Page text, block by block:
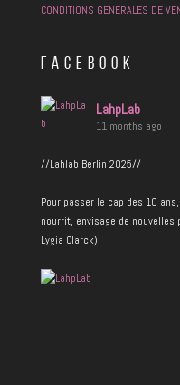
CONDITIONS GENERALES DE
FACEBOOK
LahpLab
11 months ago
//Lahlab Berlin 2025//
Pour passer le cap des 10
nourrit, envisage de
Lygia Clarck)